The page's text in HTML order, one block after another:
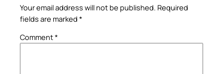
Your email address will not be published. Required
fields are marked *
Comment*